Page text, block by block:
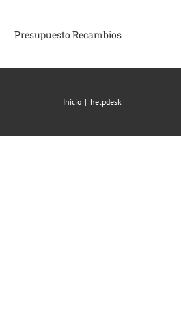
Presupuesto Recambios
Inicio | helpdesk